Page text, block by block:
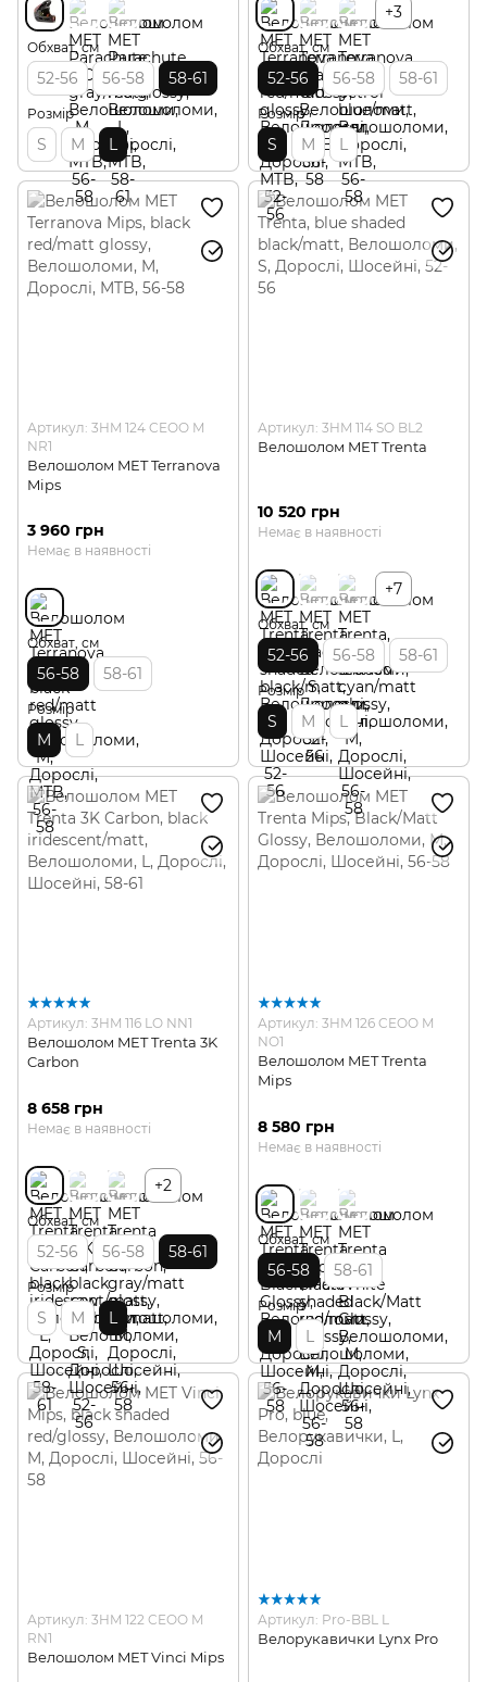
Обхват, см
52-56 56-58 58-61
Розмір
S M L
+3
Обхват, см
52-56 56-58 58-61
Розмір
S M L
Артикул: 3HM 124 CEOO M
NR1
Велошолом MET Terranova
Mips
3 960 грн
Немає в наявності
Обхват, см
56-58 58-61
Розмір
M L
Артикул: 3HM 114 SO BL2
Велошолом MET Trenta
10 520 грн
Немає в наявності
+7
Обхват, см
52-56 56-58 58-61
Розмір
S M L
Артикул: 3HM 116 LO NN1
Велошолом MET Trenta 3K
Carbon
8 658 грн
Немає в наявності
+2
Обхват, см
52-56 56-58 58-61
Розмір
S M L
Артикул: 3HM 126 CEOO M
NO1
Велошолом MET Trenta
Mips
8 580 грн
Немає в наявності
Обхват, см
56-58 58-61
Розмір
M L
Артикул: 3HM 122 CEOO M
RN1
Велошолом MET Vinci Mips
Артикул: Pro-BBL L
Велорукавички Lynx Pro